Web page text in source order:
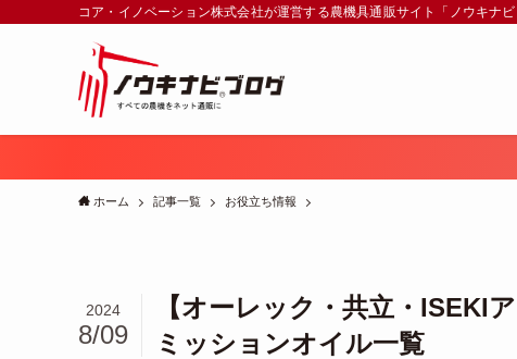
コア・イノベーション株式会社が運営する農機具通販サイト「ノウキナ
ホーム 記事一覧 お役立ち情報
【オーレック・共立・ISEKI
ミッションオイル一覧
2024
8/09